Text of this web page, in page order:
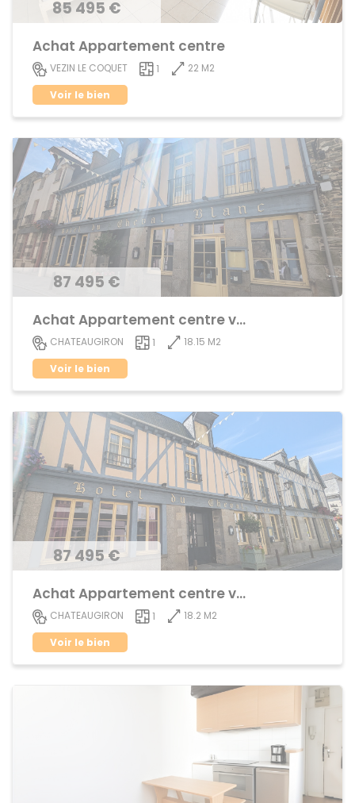
85 495 €
Achat Appartement centre
VEZIN LE COQUET 1
22 M2
Voir le bien
87 495 €
Achat Appartement centre ville
CHATEAUGIRON 1
18.15 M2
Voir le bien
87 495 €
Achat Appartement centre ville
CHATEAUGIRON 1
18.2 M2
Voir le bien